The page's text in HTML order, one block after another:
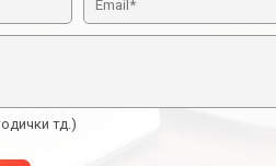
тд.)